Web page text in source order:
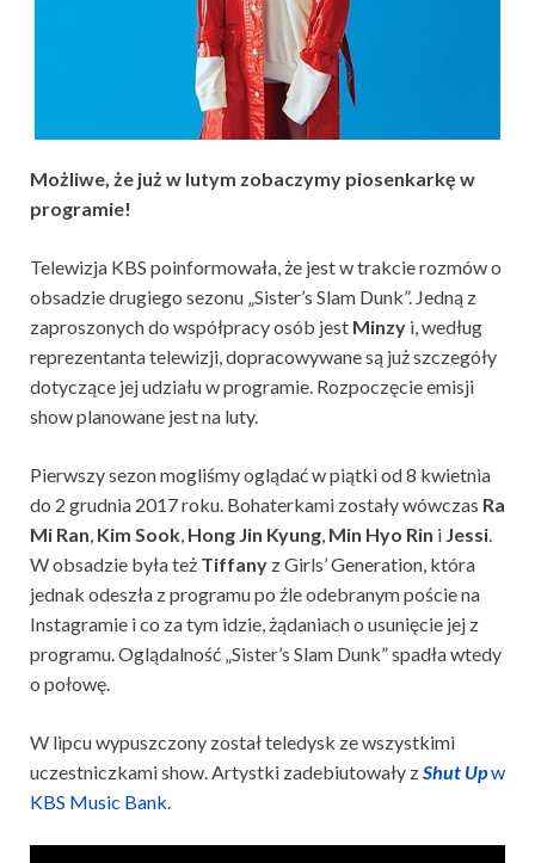
Możliwe, że już w lutym zobaczymy piosenkarkę w
programie!
Telewizja KBS poinformowała, że jest w trakcie rozmów o
obsadzie drugiego sezonu „Sister’s Slam Dunk”. Jedną z
zaproszonych do współpracy osób jest Minzy i, według
reprezentanta telewizji, dopracowywane są już szczegóły
dotyczące jej udziału w programie. Rozpoczęcie emisji
show planowane jest na luty.
Pierwszy sezon mogliśmy oglądać w piątki od 8 kwietnia
do 2 grudnia 2017 roku. Bohaterkami zostały wówczas Ra
Mi Ran, Kim Sook, Hong Jin Kyung, Min Hyo Rin i Jessi.
W obsadzie była też Tiffany z Girls’ Generation, która
jednak odeszła z programu po źle odebranym poście na
Instagramie i co za tym idzie, żądaniach o usunięcie jej z
programu. Oglądalność „Sister’s Slam Dunk” spadła wtedy
o połowę.
W lipcu wypuszczony został teledysk ze wszystkimi
uczestniczkami show. Artystki zadebiutowały zShut Upw
KBS Music Bank.